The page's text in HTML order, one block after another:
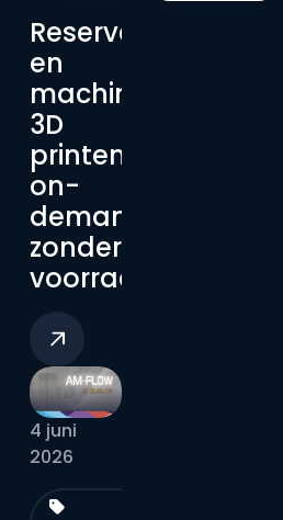
en
3D
printen:
on-
demand,
zonder
voorraad
4 juni
2026